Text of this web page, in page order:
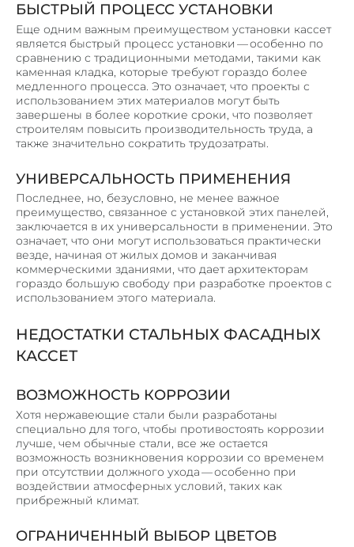
БЫСТРЫЙ ПРОЦЕСС УСТАНОВКИ
Еще одним важным преимуществом установки кассет
является быстрый процесс установки — особенно по
сравнению с традиционными методами, такими как
каменная кладка, которые требуют гораздо более
медленного процесса. Это означает, что проекты с
использованием этих материалов могут быть
завершены в более короткие сроки, что позволяет
строителям повысить производительность труда, а
также значительно сократить трудозатраты.
УНИВЕРСАЛЬНОСТЬ ПРИМЕНЕНИЯ
Последнее, но, безусловно, не менее важное
преимущество, связанное с установкой этих панелей,
заключается в их универсальности в применении. Это
означает, что они могут использоваться практически
везде, начиная от жилых домов и заканчивая
коммерческими зданиями, что дает архитекторам
гораздо большую свободу при разработке проектов с
использованием этого материала.
НЕДОСТАТКИ СТАЛЬНЫХ ФАСАДНЫХ
КАССЕТ
ВОЗМОЖНОСТЬ КОРРОЗИИ
Хотя нержавеющие стали были разработаны
специально для того, чтобы противостоять коррозии
лучше, чем обычные стали, все же остается
возможность возникновения коррозии со временем
при отсутствии должного ухода — особенно при
воздействии атмосферных условий, таких как
прибрежный климат.
ОГРАНИЧЕННЫЙ ВЫБОР ЦВЕТОВ